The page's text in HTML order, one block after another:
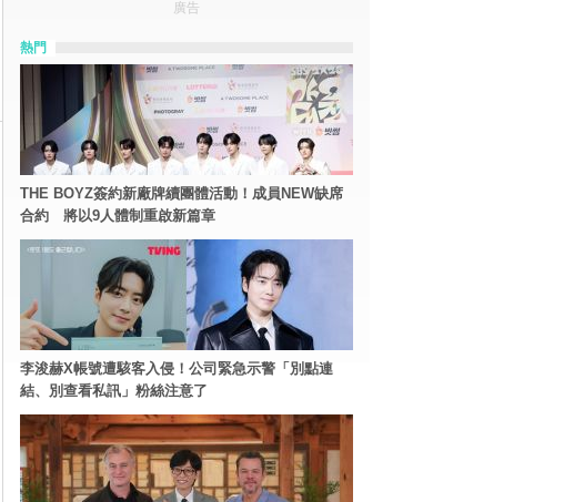
廣告
熱門
THE BOYZ簽約新廠牌續團體活動！成員NEW缺席
合約 將以9人體制重啟新篇章
李浚赫X帳號遭駭客入侵！公司緊急示警「別點連
結、別查看私訊」粉絲注意了